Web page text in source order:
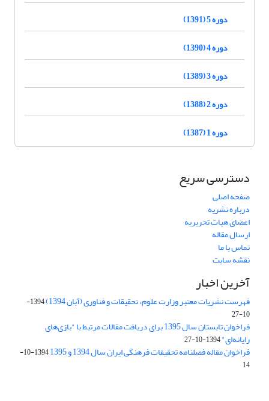
دوره 5 (1391)
دوره 4 (1390)
دوره 3 (1389)
دوره 2 (1388)
دوره 1 (1387)
دسترسی سریع
صفحه اصلی
درباره نشریه
اعضای هیات تحریریه
ارسال مقاله
تماس با ما
نقشه سایت
آخرین اخبار
فهرست نشریات معتبر وزارت علوم، تحقیقات و فناوری (آبان 1394)
1394-
10-27
فراخوان تابستان سال 1395 برای دریافت مقالات مرتبط با "بازی‌های
رایانه‌ای"1394-10-27
فراخوان مقاله فصلنامه تحقیقات فرهنگی ایران سال 1394 و 1395
1394-10-
14